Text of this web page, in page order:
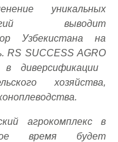
уникальных
выводит
Узбекистана на
RS SUCCESS AGRO
диверсификации
хозяйства,
агрокомплекс в
время будет